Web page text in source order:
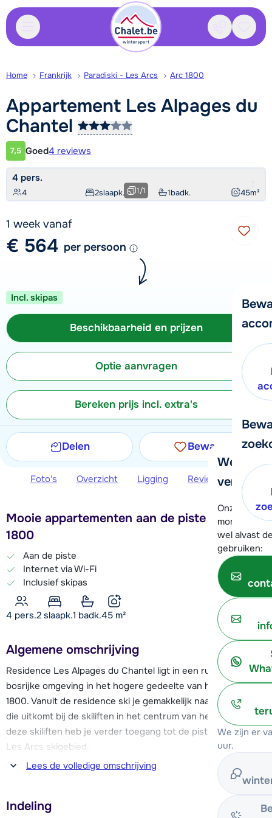
Contact
We
verder!
Onze
moment
wel alvast
gebruiken:
We zijn er
uur.
Home Frankrijk Paradiski - Les Arcs Arc 1800
Appartement Les Alpages du
Chantel
Klantwaardering
7,5 Goed4 reviews
4 pers.
4 2slaapk. 1badk. 45m²
1/1
1 week vanaf
€ 564 per persoon
Incl. skipas
Beschikbaarheid en prijzen
Optie aanvragen
Bereken prijs incl. extra's
Delen Bewaren
Foto's Overzicht Ligging Reviews
Mooie appartementen aan de piste in Arc
1800
Aan de piste
Internet via Wi-Fi
Inclusief skipas
4 pers.2 slaapk.1 badk.45 m²
Algemene omschrijving
Residence Les Alpages du Chantel ligt in een rustige,
bosrijke omgeving in het hogere gedeelte van het dorp Arc
1800. Vanuit de residence ski je gemakkelijk naar de skipiste,
die uitkomt bij de skiliften in het centrum van het dorp. Met
deze skiliften heb je verder toegang tot de pistes van het
Les Arcs skigebied.
In het centrum van Arc 1800 kun je terecht voor skischolen,
(sport)winkels. De gondel Dahu die toegang geeft tot het
Lees de volledige omschrijving
Indeling